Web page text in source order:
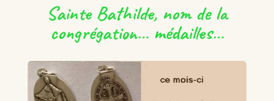
Sainte Bathilde, nom de la
congrégation… médailles…